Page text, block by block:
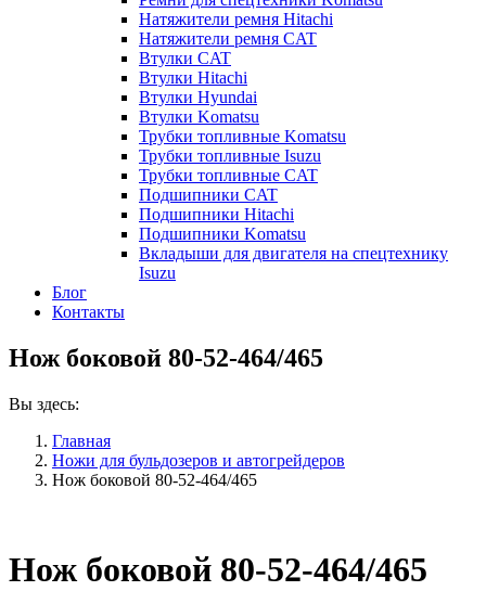
Натяжители ремня Hitachi
Натяжители ремня CAT
Втулки CAT
Втулки Hitachi
Втулки Hyundai
Втулки Komatsu
Трубки топливные Komatsu
Трубки топливные Isuzu
Трубки топливные CAT
Подшипники CAT
Подшипники Hitachi
Подшипники Komatsu
Вкладыши для двигателя на спецтехнику
Isuzu
Блог
Контакты
Нож боковой 80-52-464/465
Вы здесь:
Главная
Ножи для бульдозеров и автогрейдеров
Нож боковой 80-52-464/465
Нож боковой 80-52-464/465